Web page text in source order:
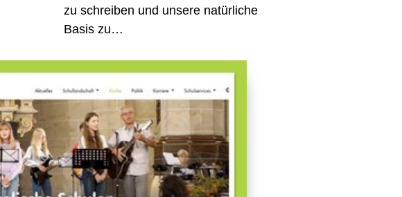
zu schreiben und unsere natürliche
Basis zu…